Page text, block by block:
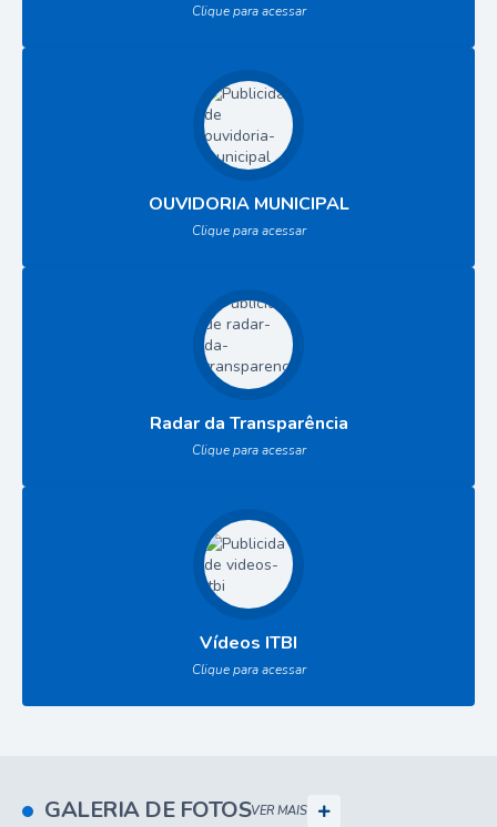
Clique para acessar
OUVIDORIA MUNICIPAL
Clique para acessar
Radar da Transparência
Clique para acessar
Vídeos ITBI
Clique para acessar
GALERIA DE FOTOSVER MAIS